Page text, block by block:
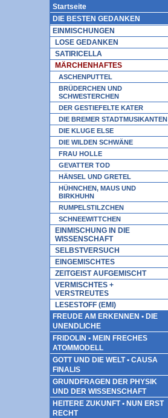
Startseite
DIE BESTEN GEDANKEN
EINMISCHUNGEN
LOSE GEDANKEN
SATIRICELLA
MÄRCHENHAFTES
ASCHENPUTTEL
BRÜDERCHEN UND
SCHWESTERCHEN
DER GESTIEFELTE KATER
DIE BREMER STADTMUSIKANTEN
DIE KLUGE ELSE
DIE WILDEN SCHWÄNE
FRAU HOLLE
GEVATTER TOD
HÄNSEL UND GRETEL
HÜHNCHEN, MAUS UND
BIRKHUHN
RUMPELSTILZCHEN
SCHNEEWITTCHEN
EINMISCHUNG IN DIE
WISSENSCHAFT
SELBSTVERSUCH
EINGEMISCHTES
ZEITGEIST AUFGEMISCHT
VERMISCHTES +
VERSTREUTES
LESESTOFF (EMI)
FREUDE AM ERKENNEN • DIE
UNENDLICHE
FRIDOLIN • MEIN FRECHES
ATOMMODELL
GOTT UND DIE WELT • CAUSA
FINALIS
GRUNDFRAGEN DER PHYSIK
UND DER WISSENSCHAFT
HEITERE ZUKUNFT • NUN ERST
RECHT